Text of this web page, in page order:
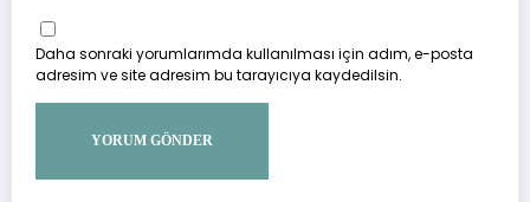
Daha sonraki yorumlarımda kullanılması için adım, e-posta
adresim ve site adresim bu tarayıcıya kaydedilsin.